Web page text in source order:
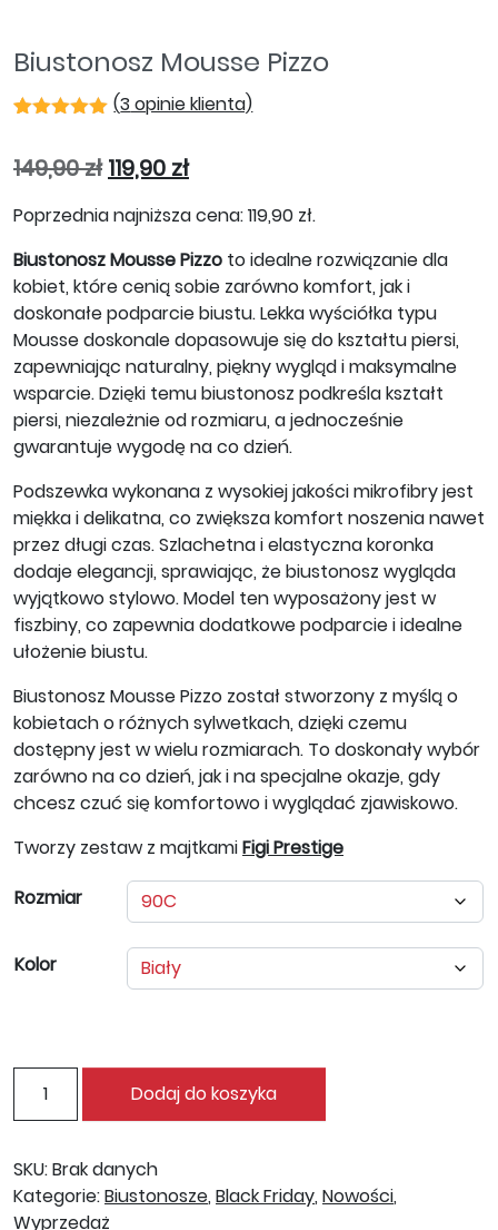
Biustonosz Mousse Pizzo
na
podstawie
klientów
(3 opinie klienta)
149,90zł Pierwotna cena wynosiła: 149,90 zł.
119,90 złAktualna cena wynosi: 119,90
Poprzednia najniższa cena:119,90 zł.
Biustonosz Mousse Pizzo to idealne rozwiązanie dla
kobiet, które cenią sobie zarówno komfort, jak i
doskonałe podparcie biustu. Lekka wyściółka typu
Mousse doskonale dopasowuje się do kształtu piersi,
zapewniając naturalny, piękny wygląd i maksymalne
wsparcie. Dzięki temu biustonosz podkreśla kształt
piersi, niezależnie od rozmiaru, a jednocześnie
gwarantuje wygodę na co dzień.
Podszewka wykonana z wysokiej jakości mikrofibry jest
miękka i delikatna, co zwiększa komfort noszenia nawet
przez długi czas. Szlachetna i elastyczna koronka
dodaje elegancji, sprawiając, że biustonosz wygląda
wyjątkowo stylowo. Model ten wyposażony jest w
fiszbiny, co zapewnia dodatkowe podparcie i idealne
ułożenie biustu.
Biustonosz Mousse Pizzo został stworzony z myślą o
kobietach o różnych sylwetkach, dzięki czemu
dostępny jest w wielu rozmiarach. To doskonały wybór
zarówno na co dzień, jak i na specjalne okazje, gdy
chcesz czuć się komfortowo i wyglądać zjawiskowo.
Tworzy zestaw z majtkamiFigi Prestige
Rozmiar
Kolor
Dodaj do koszyka
SKU:Brak danych
Kategorie:Biustonosze, Black Friday, Nowości,
Wyprzedaż